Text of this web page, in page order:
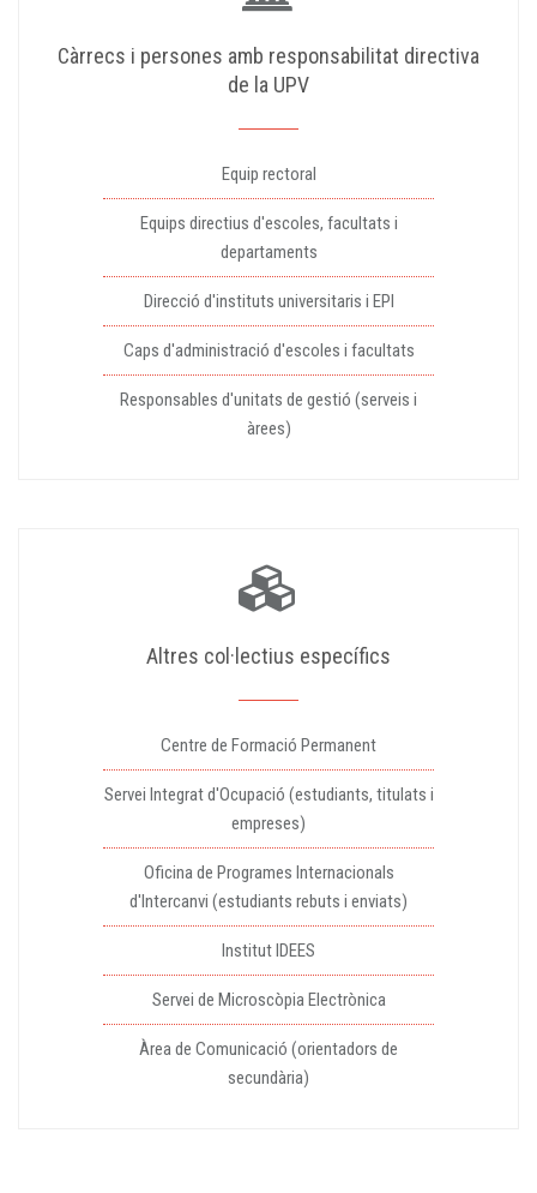
Càrrecs i persones amb responsabilitat directiva
de la UPV
Equip rectoral
Equips directius d'escoles, facultats i
departaments
Direcció d'instituts universitaris i EPI
Caps d'administració d'escoles i facultats
Responsables d'unitats de gestió (serveis i
àrees)
Altres col·lectius específics
Centre de Formació Permanent
Servei Integrat d'Ocupació (estudiants, titulats i
empreses)
Oficina de Programes Internacionals
d'Intercanvi (estudiants rebuts i enviats)
Institut IDEES
Servei de Microscòpia Electrònica
Àrea de Comunicació (orientadors de
secundària)